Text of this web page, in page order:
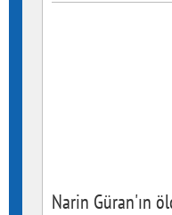
Narin Güran'ın